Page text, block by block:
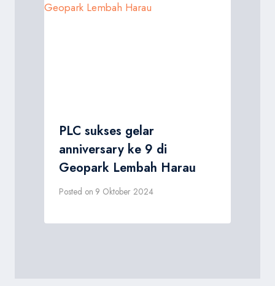
PLC sukses gelar
anniversary ke 9 di
Geopark Lembah Harau
Posted on 9 Oktober 2024